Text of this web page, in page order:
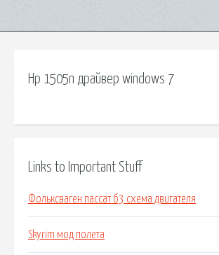
Hp 1505n драйвер windows 7
Links to Important Stuff
Фольксваген пассат б3 схема двигателя
Skyrim мод полета